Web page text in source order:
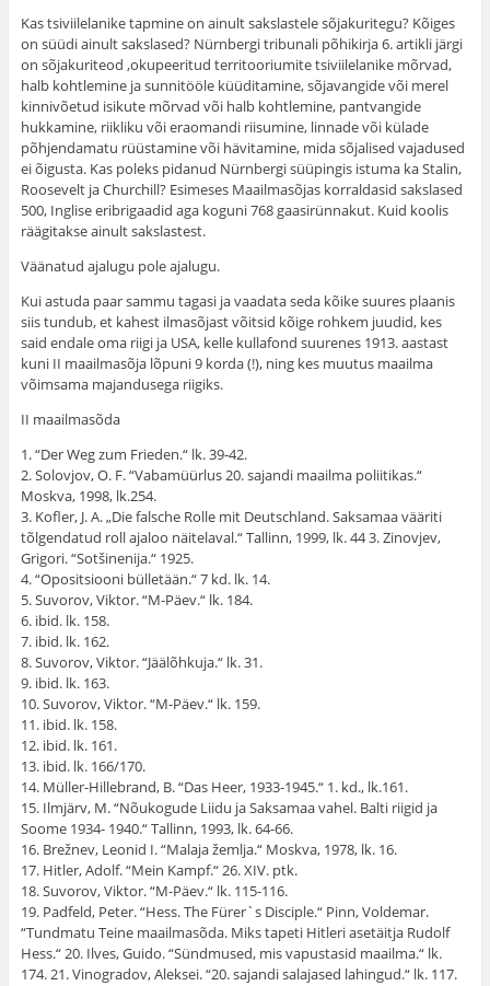
Kas tsiviilelanike tapmine on ainult sakslastele sõjakuritegu? Kõiges
on süüdi ainult sakslased? Nürnbergi tribunali põhikirja 6. artikli järgi
on sõjakuriteod ,okupeeritud territooriumite tsiviilelanike mõrvad,
halb kohtlemine ja sunnitööle küüditamine, sõjavangide või merel
kinnivõetud isikute mõrvad või halb kohtlemine, pantvangide
hukkamine, riikliku või eraomandi riisumine, linnade või külade
põhjendamatu rüüstamine või hävitamine, mida sõjalised vajadused
ei õigusta. Kas poleks pidanud Nürnbergi süüpingis istuma ka Stalin,
Roosevelt ja Churchill? Esimeses Maailmasõjas korraldasid sakslased
500, Inglise eribrigaadid aga koguni 768 gaasirünnakut. Kuid koolis
räägitakse ainult sakslastest.
Väänatud ajalugu pole ajalugu.
Kui astuda paar sammu tagasi ja vaadata seda kõike suures plaanis
siis tundub, et kahest ilmasõjast võitsid kõige rohkem juudid, kes
said endale oma riigi ja USA, kelle kullafond suurenes 1913. aastast
kuni II maailmasõja lõpuni 9 korda (!), ning kes muutus maailma
võimsama majandusega riigiks.
II maailmasõda
1. “Der Weg zum Frieden.“ lk. 39-42.
2. Solovjov, O. F. “Vabamüürlus 20. sajandi maailma poliitikas.“
Moskva, 1998, lk.254.
3. Kofler, J. A. „Die falsche Rolle mit Deutschland. Saksamaa vääriti
tõlgendatud roll ajaloo näitelaval.“ Tallinn, 1999, lk. 44 3. Zinovjev,
Grigori. “Sotšinenija.“ 1925.
4. “Opositsiooni bülletään.“ 7 kd. lk. 14.
5. Suvorov, Viktor. “M-Päev.“ lk. 184.
6. ibid. lk. 158.
7. ibid. lk. 162.
8. Suvorov, Viktor. “Jäälõhkuja.“ lk. 31.
9. ibid. lk. 163.
10. Suvorov, Viktor. “M-Päev.“ lk. 159.
11. ibid. lk. 158.
12. ibid. lk. 161.
13. ibid. lk. 166/170.
14. Müller-Hillebrand, B. “Das Heer, 1933-1945.“ 1. kd., lk.161.
15. Ilmjärv, M. “Nõukogude Liidu ja Saksamaa vahel. Balti riigid ja
Soome 1934- 1940.“ Tallinn, 1993, lk. 64-66.
16. Brežnev, Leonid I. “Malaja žemlja.“ Moskva, 1978, lk. 16.
17. Hitler, Adolf. “Mein Kampf.“ 26. XIV. ptk.
18. Suvorov, Viktor. “M-Päev.“ lk. 115-116.
19. Padfeld, Peter. “Hess. The Fürer`s Disciple.“ Pinn, Voldemar.
“Tundmatu Teine maailmasõda. Miks tapeti Hitleri asetäitja Rudolf
Hess.“ 20. Ilves, Guido. “Sündmused, mis vapustasid maailma.“ lk.
174. 21. Vinogradov, Aleksei. “20. sajandi salajased lahingud.“ lk. 117.